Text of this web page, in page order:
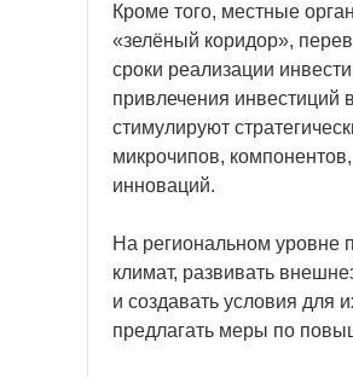
Кроме того, местные
«зелёный коридор»,
сроки реализации
привлечения инвестиций
стимулируют
микрочипов,
инноваций.
На региональном уровне
климат, развивать
и создавать условия для
предлагать меры по